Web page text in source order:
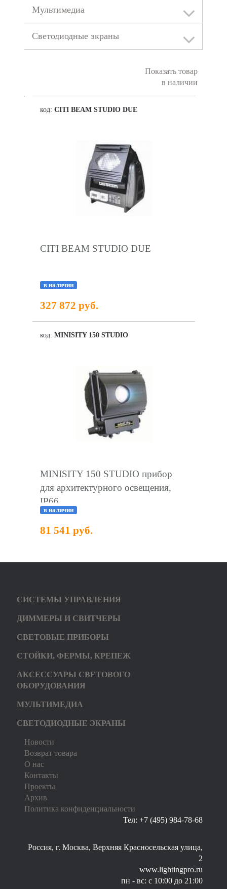
Мультимедиа
Светодиодные экраны
Показать товар
в наличии
код: CITI BEAM STUDIO DUE
CITI BEAM STUDIO DUE
в наличии
327 872 руб.
код: MINISITY 150 STUDIO
MINISITY 150 STUDIO прибор
для архитектурного освещения,
IP66
в наличии
81 541 руб.
СИСТЕМЫ УПРАВЛЕНИЯ
ДИММЕРЫ И СВИТЧЕРЫ
СВЕТОВЫЕ ПРИБОРЫ
СТОЙКИ, ФЕРМЫ, КРЕПЕЖ
АКСЕССУАРЫ СВЕТОВОГО
ОБОРУДОВАНИЯ
МУЛЬТИМЕДИА
СВЕТОДИОДНЫЕ ЭКРАНЫ
Новости
Возврат товара
О нас
Контакты
Проекты
Архив
Политика конфиденциальности
Тел: +7 (495) 984-78-68
Россия, г. Москва, Верхняя Красносельская улица,
2
www.lightingpro.ru
пн - вс: с 10:00 до 21:00